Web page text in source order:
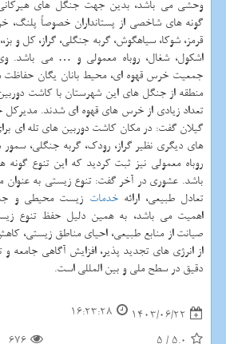
وحشی می باشد، بدین جهت جنگل های هیرکانی
گونه های شاخصی از پستانداران خصوصاً پلنگ،
قرمز، شوکا، سیاهگوش، گربه جنگلی، گراز، کل و
اشکول، شغال، روباه معمولی و … می باشد. وی
جمعیت خرس قهوه ای، محیط بانان یگان
منطقه از جنگل های این شهرستان با کاشت
تعداد زیادی از خرس های قهوه ای شدند.
گیلان گفت: در مکان کاشت دوربین های تله ای
های دیگری نظیر گراز، رودک، گربه جنگلی،
روباه معمولی نیز ثبت کردید که این تنوع گونه
باشد. عشوری در آخر گفت: تنوع زیستی به عنوان
تعادل طبیعی، ارائهخدمات زیست محیطی و
اهمیت می باشد، به همین دلیل حفظ تنوع
صیانت از منابع طبیعی، احیای مناطق زیستی،
از انرژی های تجدید پذیر، افزایش آگاهی جامعه
دقیق در سطح ملی و بین المللی است.
1403/06/22
16:23:28